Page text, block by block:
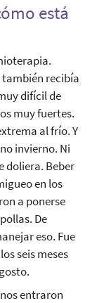
está
recibía
difícil de
muy fuertes.
al frío. Y
invierno. Ni
doliera. Beber
en los
a ponerse
De
eso. Fue
seis meses
entraron